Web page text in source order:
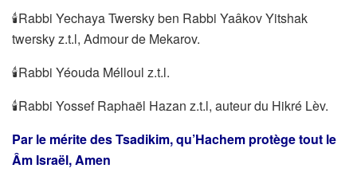
🕯Rabbi Yechaya Twersky ben Rabbi Yaâkov Yitshak
twersky z.t.l, Admour de Mekarov.
🕯Rabbi Yéouda Mélloul z.t.l.
🕯Rabbi Yossef Raphaël Hazan z.t.l, auteur du Hikré Lèv.
Par le mérite des Tsadikim, qu’Hachem protège tout le
Âm Israël, Amen